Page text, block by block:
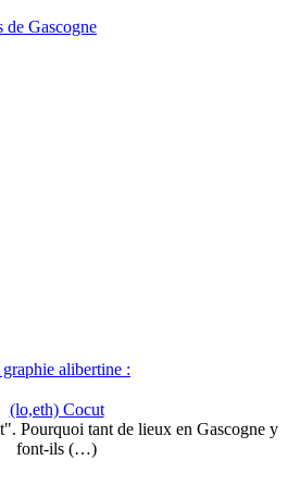
de Gascogne
graphie alibertine :
(lo,eth) Cocut
Pourquoi tant de lieux en Gascogne y
font-ils (…)